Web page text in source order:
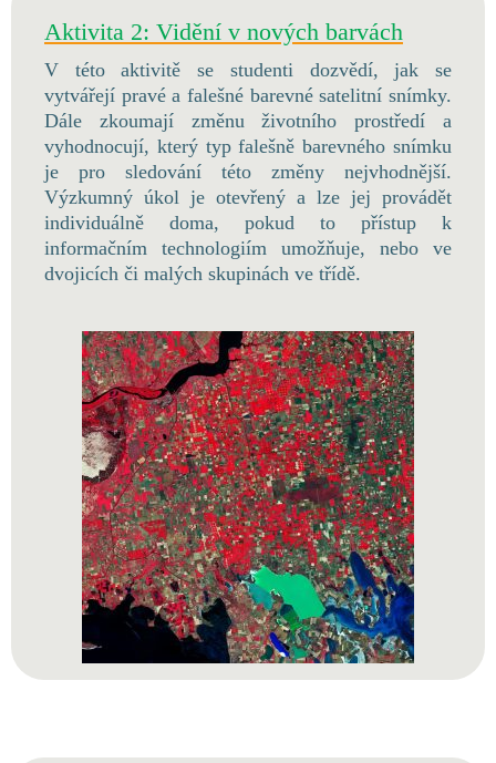
Aktivita 2: Vidění v nových barvách
V této aktivitě se studenti dozvědí, jak se
vytvářejí pravé a falešné barevné satelitní snímky.
Dále zkoumají změnu životního prostředí a
vyhodnocují, který typ falešně barevného snímku
je pro sledování této změny nejvhodnější.
Výzkumný úkol je otevřený a lze jej provádět
individuálně doma, pokud to přístup k
informačním technologiím umožňuje, nebo ve
dvojicích či malých skupinách ve třídě.